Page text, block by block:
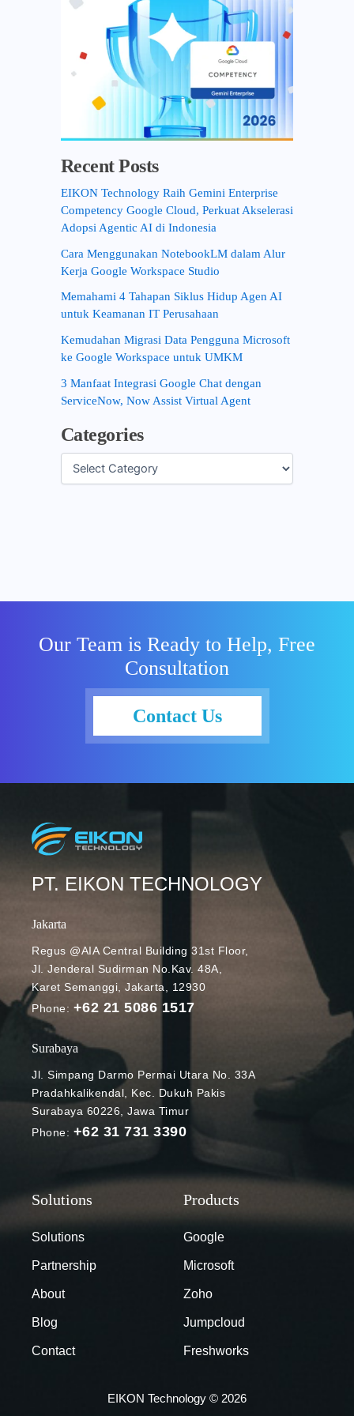
Recent Posts
EIKON Technology Raih Gemini Enterprise
Competency Google Cloud, Perkuat Akselerasi
Adopsi Agentic AI di Indonesia
Cara Menggunakan NotebookLM dalam Alur
Kerja Google Workspace Studio
Memahami 4 Tahapan Siklus Hidup Agen AI
untuk Keamanan IT Perusahaan
Kemudahan Migrasi Data Pengguna Microsoft
ke Google Workspace untuk UMKM
3 Manfaat Integrasi Google Chat dengan
ServiceNow, Now Assist Virtual Agent
Categories
Our Team is Ready to Help, Free
Consultation
Contact Us
PT. EIKON TECHNOLOGY
Jakarta
Regus @AIA Central Building 31st Floor,
Jl. Jenderal Sudirman No.Kav. 48A,
Karet Semanggi, Jakarta, 12930
Phone: +62 21 5086 1517
Surabaya
Jl. Simpang Darmo Permai Utara No. 33A
Pradahkalikendal, Kec. Dukuh Pakis
Surabaya 60226, Jawa Timur
Phone: +62 31 731 3390
Solutions
Partnership
About
Blog
Contact
Google
Microsoft
Zoho
Jumpcloud
Freshworks
EIKON Technology © 2026